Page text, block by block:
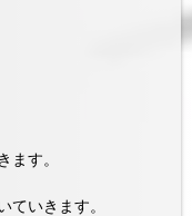
ます。
ていきます。